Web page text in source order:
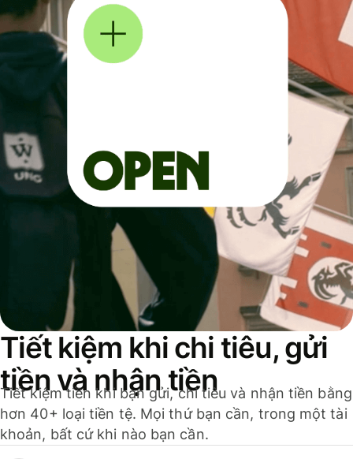
Tiết kiệm khi chi tiêu, gửi
tiền và nhận tiền
Tiết kiệm tiền khi bạn gửi, chi tiêu và nhận tiền bằng
hơn 40+ loại tiền tệ. Mọi thứ bạn cần, trong một tài
khoản, bất cứ khi nào bạn cần.